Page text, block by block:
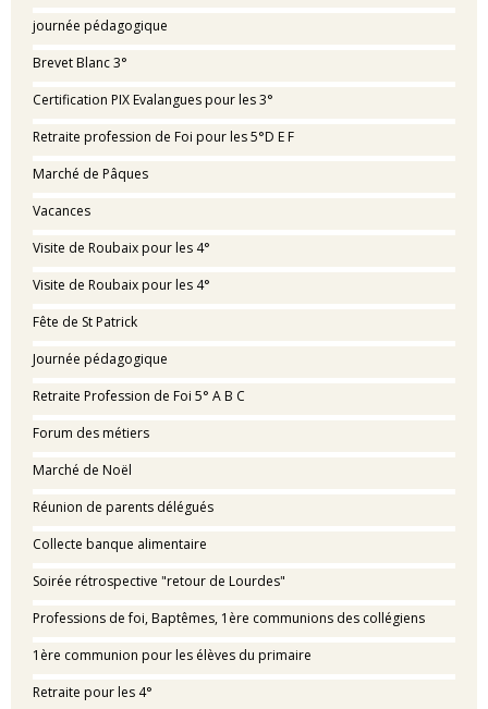
journée pédagogique
Brevet Blanc 3°
Certification PIX Evalangues pour les 3°
Retraite profession de Foi pour les 5°D E F
Marché de Pâques
Vacances
Visite de Roubaix pour les 4°
Visite de Roubaix pour les 4°
Fête de St Patrick
Journée pédagogique
Retraite Profession de Foi 5° A B C
Forum des métiers
Marché de Noël
Réunion de parents délégués
Collecte banque alimentaire
Soirée rétrospective "retour de Lourdes"
Professions de foi, Baptêmes, 1ère communions des collégiens
1ère communion pour les élèves du primaire
Retraite pour les 4°